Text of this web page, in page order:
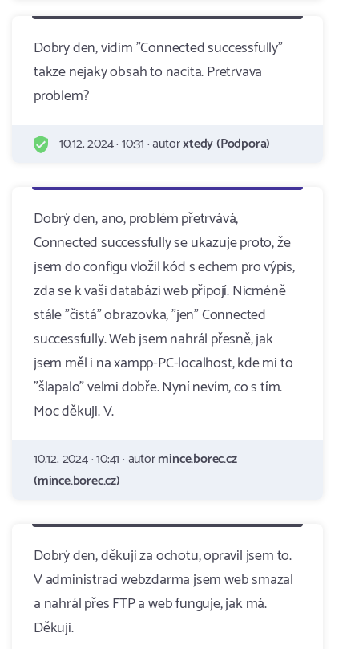
Dobry den, vidim "Connected successfully"
takze nejaky obsah to nacita. Pretrvava
problem?
10.12. 2024 · 10:31 · autorxtedy (Podpora)
Dobrý den, ano, problém přetrvává,
Connected successfully se ukazuje proto, že
jsem do configu vložil kód s echem pro výpis,
zda se k vaši databázi web připojí. Nicméně
stále "čistá" obrazovka, "jen" Connected
successfully. Web jsem nahrál přesně, jak
jsem měl i na xampp-PC-localhost, kde mi to
"šlapalo" velmi dobře. Nyní nevím, co s tím.
Moc děkuji. V.
10.12. 2024 · 10:41 · autormince.borec.cz
(mince.borec.cz)
Dobrý den, děkuji za ochotu, opravil jsem to.
V administraci webzdarma jsem web smazal
a nahrál přes FTP a web funguje, jak má.
Děkuji.